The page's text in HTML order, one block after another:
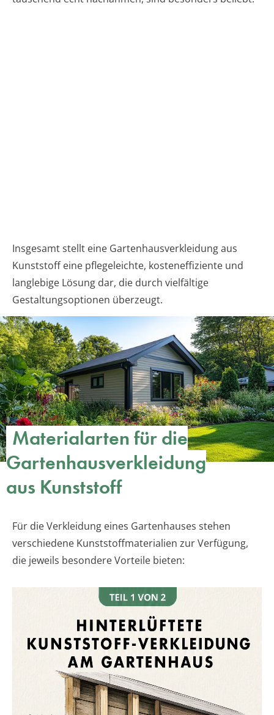
Insgesamt stellt eine Gartenhausverkleidung aus
Kunststoff eine pflegeleichte, kosteneffiziente und
langlebige Lösung dar, die durch vielfältige
Gestaltungsoptionen überzeugt.
Materialarten für die
Gartenhausverkleidung
aus Kunststoff
Für die Verkleidung eines Gartenhauses stehen
verschiedene Kunststoffmaterialien zur Verfügung,
die jeweils besondere Vorteile bieten: